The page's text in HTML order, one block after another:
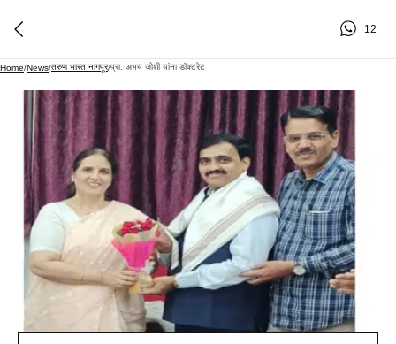
12
Home/News/तरुण भारत नागपूर/प्रा. अभय जोशी यांना डॉक्टरेट